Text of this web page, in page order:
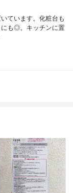
ています。化粧台も
にも◎。キッチンに置